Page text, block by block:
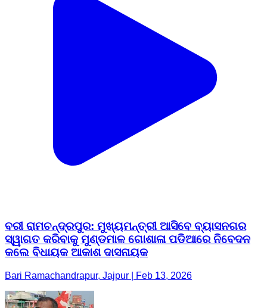
ବରୀ ରାମଚନ୍ଦ୍ରପୁର: ମୁଖ୍ୟମନ୍ତ୍ରୀ ଆସିବେ ବ୍ୟାସନଗର
ସ୍ୱାଗତ କରିବାକୁ ମୁଣ୍ଡମାଳ ଗୋଶାଳା ପଡିଆରେ ନିବେଦନ
କଲେ ବିଧାୟକ ଆକାଶ ଦାସନାୟକ
Bari Ramachandrapur, Jajpur | Feb 13, 2026